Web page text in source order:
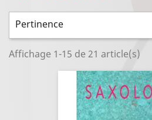
Pertinence
Affichage 1-15 de 21 article(s)